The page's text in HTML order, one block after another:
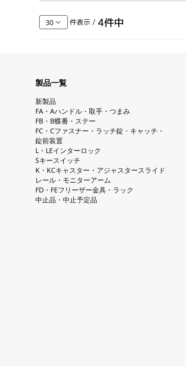
件表示 / 4件中
製品一覧
新製品
FA・Aハンドル・取手・つまみ
FB・B蝶番・ステー
FC・Cファスナー・ラッチ錠・キャッチ・
錠前装置
L・LEインターロック
Sキースイッチ
K・KCキャスター・アジャスタースライド
レール・モニターアーム
FD・FEフリーザー金具・ラック
中止品・中止予定品